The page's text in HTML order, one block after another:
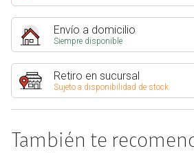
Envío a domicilio
Siempre disponible
Retiro en sucursal
Sujeto a disponibilidad de stock
También te